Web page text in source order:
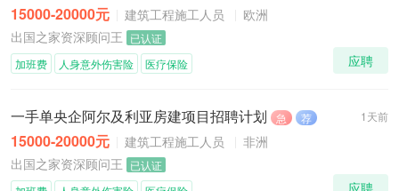
15000-20000元 建筑工程施工人员
欧洲
出国之家资深顾问王 已认证
应聘
加班费 人身意外伤害险 医疗保险
1天前
一手单央企阿尔及利亚房建项目招聘计划 急 荐
15000-20000元 建筑工程施工人员
非洲
出国之家资深顾问王 已认证
应聘